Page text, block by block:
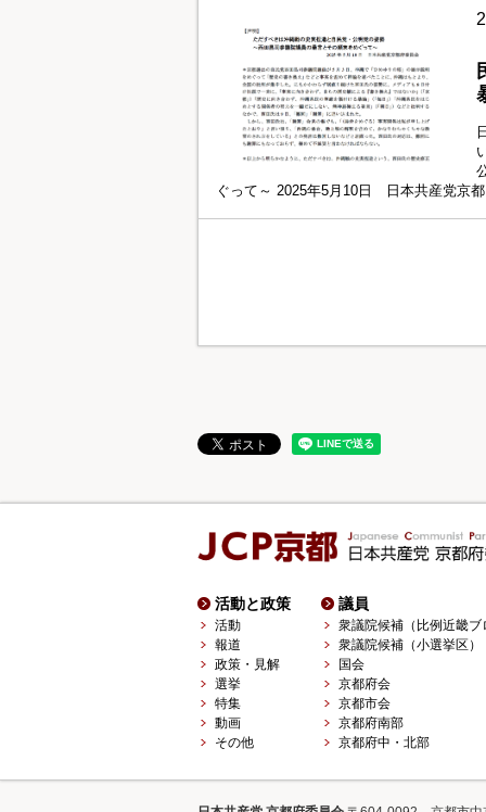
ぐって～ 2025年5月10日 日本共産党京
活動と政策
活動
報道
政策・見解
選挙
特集
動画
その他
議員
衆議院候補（比例近畿ブ
衆議院候補（小選挙区）
国会
京都府会
京都市会
京都府南部
京都府中・北部